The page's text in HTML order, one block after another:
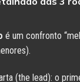
é um confronto
(the lead): o